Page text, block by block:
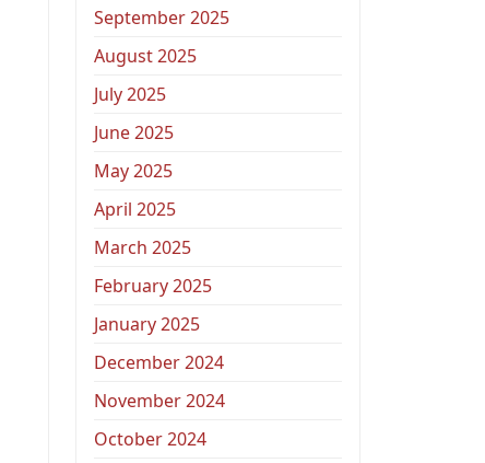
September 2025
August 2025
July 2025
June 2025
May 2025
April 2025
March 2025
February 2025
January 2025
December 2024
November 2024
October 2024